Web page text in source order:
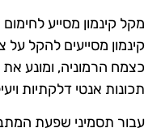
מקל קינמון מסייע
קינמון מסייעים להקל
כצמח הרמוניה, ומונע
תכונות אנטי דלקתיות
עבור תסמיני שפעת